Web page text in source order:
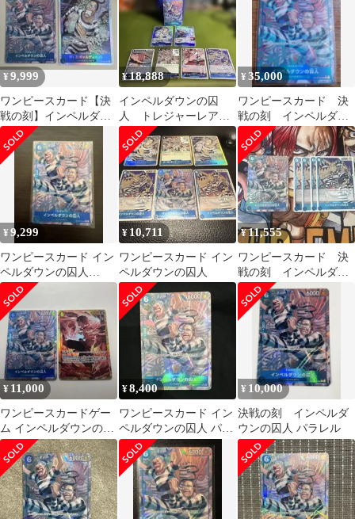
¥9,999
ワンピースカード【決
戦の刻】インペルダウ
ンの囚人 TR パラレル
トレジャーレア
¥18,888
インペルダウンの囚
人 トレジャーレア
おまけ付バラ売り対応
します
¥35,000
ワンピースカード 決
戦の刻 インペルダウ
ンの囚人 トレジャー
レア パラレル
¥9,299
ワンピースカード イン
ペルダウンの囚人
OP16-042
¥10,711
ワンピースカード イン
ペルダウンの囚人
¥11,555
ワンピースカード 決
戦の刻 インペルダウ
ンの囚人 Rパラレ
ル トレジャーレア等
¥ 11,000
ワンピースカードゲー
ム インペルダウンの囚
人TR ポートガス・D・
エース SEC
¥8,400
ワンピースカード イン
ペルダウンの囚人 パラ
レル トレジャーレ
ア 決戦の刻
¥ 10,000
決戦の刻 インペルダ
ウンの囚人 パラレル